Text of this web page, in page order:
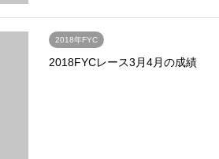
2018年FYC
2018FYCレース3月4月の成績